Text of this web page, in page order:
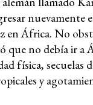
nuevamente
en África. No
que no debía ir a
física, secuelas
y